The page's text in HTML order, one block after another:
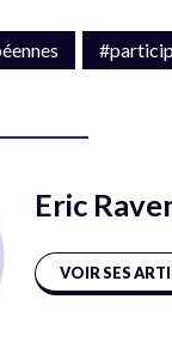
Eric
VOIR SES